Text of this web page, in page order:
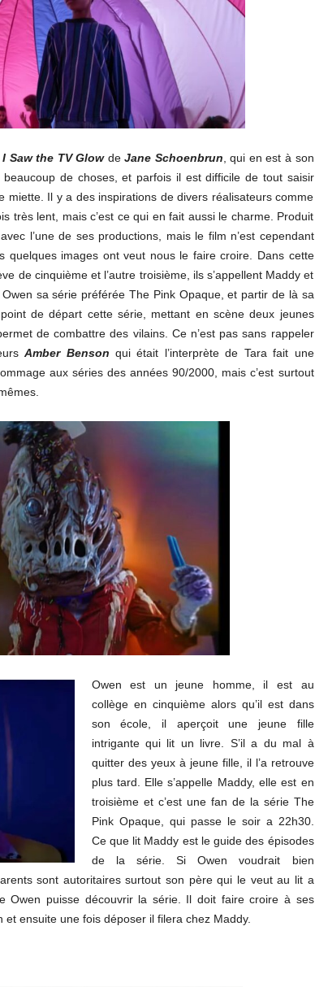
I Saw the TV GlowdeJane Schoenbrun, qui en est à son
de choses, et parfois il est difficile de tout saisir
miette. Il y a des inspirations de divers réalisateurs comme
très lent, mais c’est ce qui en fait aussi le charme. Produit
l’une de ses productions, mais le film n’est cependant
quelques images ont veut nous le faire croire. Dans cette
de cinquième et l’autre troisième, ils s’appellent Maddy et
sa série préférée The Pink Opaque, et partir de là sa
de départ cette série, mettant en scène deux jeunes
de combattre des vilains. Ce n’est pas sans rappeler
Amber Benson qui était l’interprète de Tara fait une
aux séries des années 90/2000, mais c’est surtout
Owen est un jeune homme, il est au
collège en cinquième alors qu’il est dans
son école, il aperçoit une jeune fille
intrigante qui lit un livre. S’il a du mal à
quitter des yeux à jeune fille, il l’a retrouve
plus tard. Elle s’appelle Maddy, elle est en
troisième et c’est une fan de la série The
Pink Opaque, qui passe le soir a 22h30.
Ce que lit Maddy est le guide des épisodes
de la série. Si Owen voudrait bien
sont autoritaires surtout son père qui le veut au lit a
Owen puisse découvrir la série. Il doit faire croire à ses
et ensuite une fois déposer il filera chez Maddy.